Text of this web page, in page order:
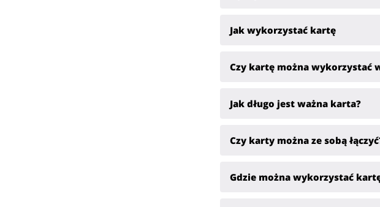
Jak wykorzystać kartę
Czy kartę można wykorzystać
Jak długo jest ważna karta?
Czy karty można ze sobą
Gdzie można wykorzystać